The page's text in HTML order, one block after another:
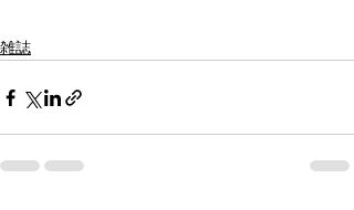
雑誌